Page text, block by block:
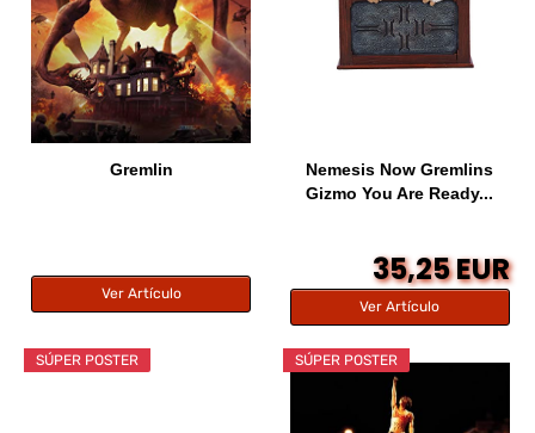
Gremlin
Ver Artículo
Nemesis Now Gremlins
Gizmo You Are Ready...
35,25 EUR
Ver Artículo
SÚPER POSTER SÚPER POSTER